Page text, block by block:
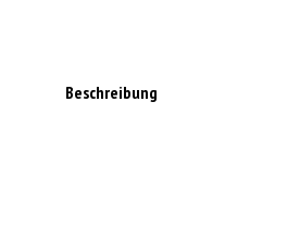
Beschreibung